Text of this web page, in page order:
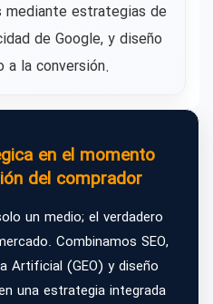
mediante estrategias de
de Google, y diseño
a la conversión.
en el momento
del comprador
un medio; el verdadero
Combinamos SEO,
Artificial (GEO) y diseño
una estrategia integrada